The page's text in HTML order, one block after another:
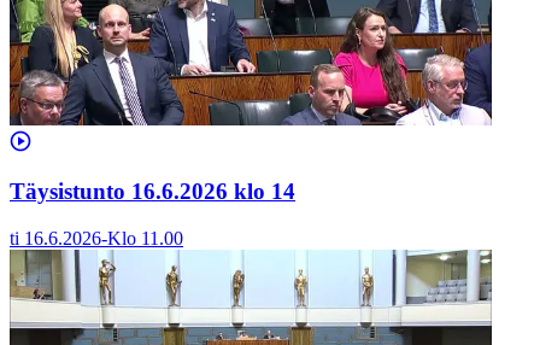
Täysistunto 16.6.2026 klo 14
ti 16.6.2026-Klo 11.00